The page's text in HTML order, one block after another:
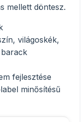
mellett döntesz.
világoskék,
fejlesztése
minősítésű